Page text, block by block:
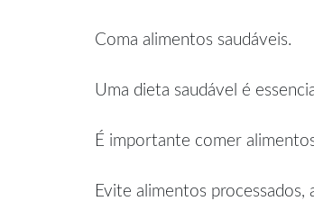
Coma alimentos saudáveis.
Uma dieta saudável é
É importante comer
Evite alimentos processados,